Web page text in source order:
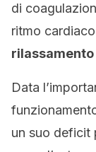
di
ritmo
Data
un suo deficit